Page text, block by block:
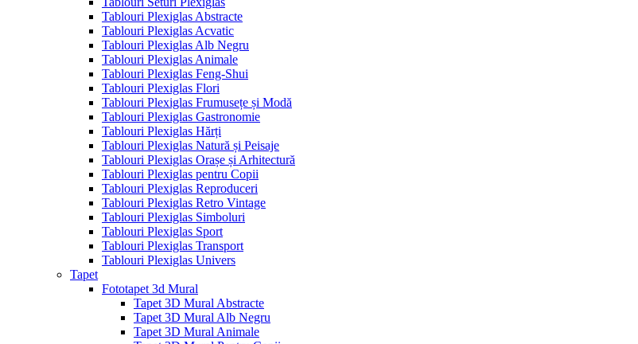
Tablouri Plexiglas Abstracte
Tablouri Plexiglas Acvatic
Tablouri Plexiglas Alb Negru
Tablouri Plexiglas Animale
Tablouri Plexiglas Feng-Shui
Tablouri Plexiglas Flori
Tablouri Plexiglas Frumusețe și Modă
Tablouri Plexiglas Gastronomie
Tablouri Plexiglas Hărți
Tablouri Plexiglas Natură și Peisaje
Tablouri Plexiglas Orașe și Arhitectură
Tablouri Plexiglas pentru Copii
Tablouri Plexiglas Reproduceri
Tablouri Plexiglas Retro Vintage
Tablouri Plexiglas Simboluri
Tablouri Plexiglas Sport
Tablouri Plexiglas Transport
Tablouri Plexiglas Univers
Tapet
Fototapet 3d Mural
Tapet 3D Mural Abstracte
Tapet 3D Mural Alb Negru
Tapet 3D Mural Animale